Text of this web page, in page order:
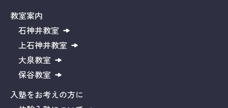
教室案内
石神井教室
上石神井教室
大泉教室
保谷教室
入塾をお考えの方に